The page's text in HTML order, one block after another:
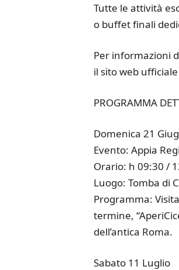
Tutte le attività
o buffet finali
Per informazioni
il sito web
PROGRAMMA
Domenica 21
Evento: Appia
Orario: h 09:30 /
Luogo: Tomba di
Programma:
termine,
dell’antica Roma.
Sabato 11 Luglio